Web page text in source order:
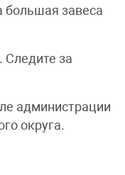
большая завеса
Следите за
администрации
округа.